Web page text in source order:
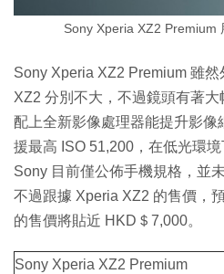
Sony Xperia XZ2 Premium
Sony Xperia XZ2 Premium 雖
XZ2 分別不大，不過鏡頭有著
配上全新影像處理器能提升影
援最高 ISO 51,200，在低光環境
Sony 目前僅公佈手機規格，並
不過跟據 Xperia XZ2 的售價，
的售價將貼近 HKD＄7,000。
Sony Xperia XZ2 Premium